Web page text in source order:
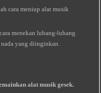
cara meniup alat musik
menekan lubang-lubang
yang diinginkan.
alat musik gesek.